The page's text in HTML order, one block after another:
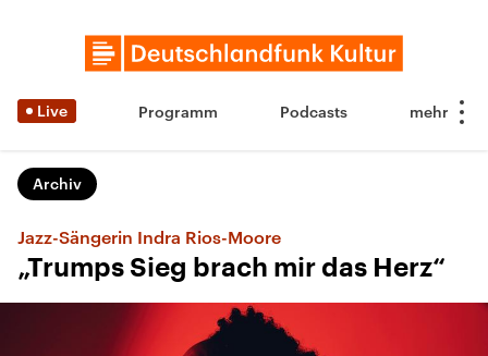
Live Programm Podcasts
Archiv
Jazz-Sängerin Indra Rios-Moore
„Trumps Sieg brach mir das Herz“